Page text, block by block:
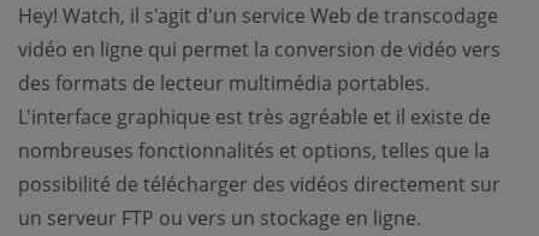
Hey! Watch, il s'agit d'un service Web de transcodage
vidéo en ligne qui permet la conversion de vidéo vers
des formats de lecteur multimédia portables.
L'interface graphique est très agréable et il existe de
nombreuses fonctionnalités et options, telles que la
possibilité de télécharger des vidéos directement sur
un serveur FTP ou vers un stockage en ligne.